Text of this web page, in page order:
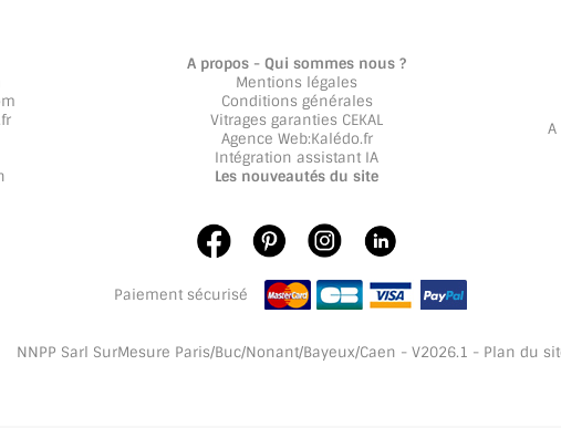
.fr
A propos - Qui sommes nous ?
Mentions légales
Conditions générales
Vitrages garanties CEKAL
Agence Web:Kalédo.fr
Intégration assistant IA
Les nouveautés du site
A
Paiement sécurisé
NNPP Sarl SurMesure Paris/Buc/Nonant/Bayeux/Caen - V2026.1 - Plan du